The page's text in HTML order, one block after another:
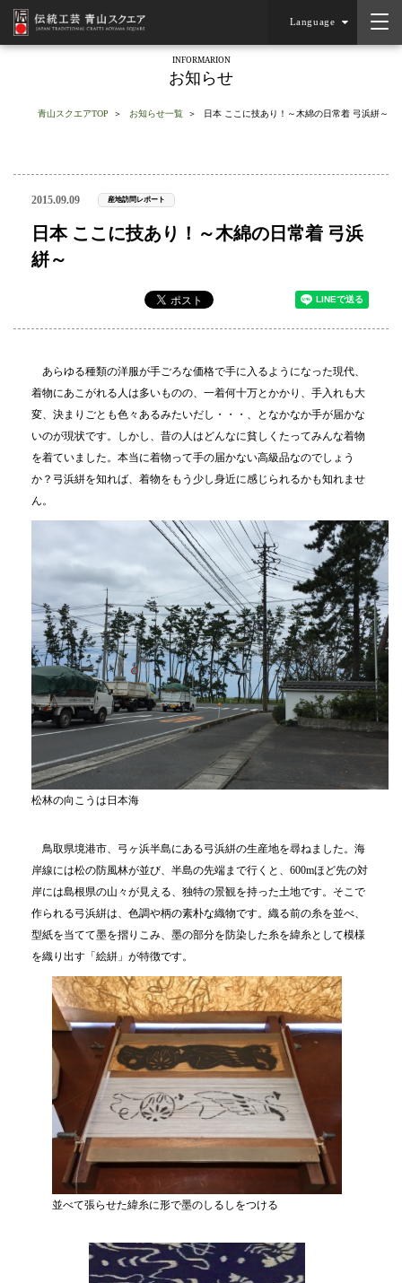
Language
INFORMARION
お知らせ
青山スクエアTOP お知らせ一覧 日本 ここに技あり！～木綿の日常着 弓浜絣～
2015.09.09 産地訪問レポート
日本 ここに技あり！～木綿の日常着 弓浜
絣～
あらゆる種類の洋服が手ごろな価格で手に入るようになった現代、
着物にあこがれる人は多いものの、一着何十万とかかり、手入れも大
変、決まりごとも色々あるみたいだし・・・、となかなか手が届かな
いのが現状です。しかし、昔の人はどんなに貧しくたってみんな着物
を着ていました。本当に着物って手の届かない高級品なのでしょう
か？弓浜絣を知れば、着物をもう少し身近に感じられるかも知れませ
ん。
松林の向こうは日本海
鳥取県境港市、弓ヶ浜半島にある弓浜絣の生産地を尋ねました。海
岸線には松の防風林が並び、半島の先端まで行くと、600mほど先の対
岸には島根県の山々が見える、独特の景観を持った土地です。そこで
作られる弓浜絣は、色調や柄の素朴な織物です。織る前の糸を並べ、
型紙を当てて墨を摺りこみ、墨の部分を防染した糸を緯糸として模様
を織り出す「絵絣」が特徴です。
並べて張らせた緯糸に形で墨のしるしをつける